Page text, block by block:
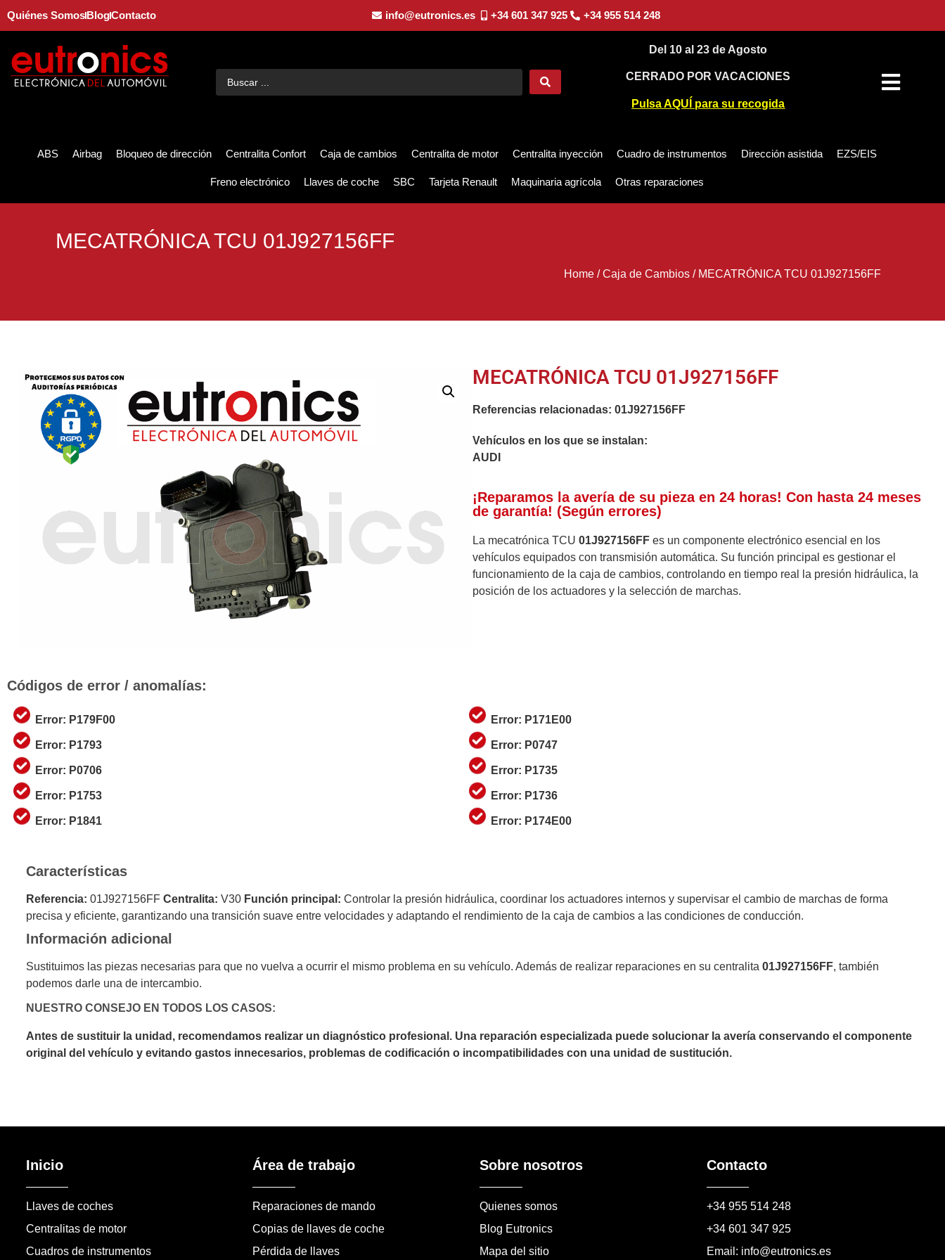
Quiénes SomosBlogContacto info@eutronics.es +34 601 347 925 +34 955 514 248
Del 10 al 23 de Agosto
CERRADO POR VACACIONES
Pulsa AQUÍ para su recogida
ABS Airbag Bloqueo de dirección Centralita Confort Caja de cambios Centralita de motor Centralita inyección Cuadro de instrumentos Dirección asistida EZS/EIS
Freno electrónico Llaves de coche SBC Tarjeta Renault Maquinaria agrícola Otras reparaciones
MECATRÓNICA TCU 01J927156FF
Home/Caja de Cambios/ MECATRÓNICA TCU 01J927156FF
MECATRÓNICA TCU 01J927156FF
Referencias relacionadas: 01J927156FF
Vehículos en los que se instalan:
AUDI
¡Reparamos la avería de su pieza en 24 horas! Con hasta 24 meses
de garantía! (Según errores)
La mecatrónica TCU 01J927156FF es un componente electrónico esencial en los
vehículos equipados con transmisión automática. Su función principal es gestionar el
funcionamiento de la caja de cambios, controlando en tiempo real la presión hidráulica, la
posición de los actuadores y la selección de marchas.
Códigos de error / anomalías:
Error: P179F00
Error: P1793
Error: P0706
Error: P1753
Error: P1841
Error: P171E00
Error: P0747
Error: P1735
Error: P1736
Error: P174E00
Características
Referencia: 01J927156FF Centralita: V30 Función principal: Controlar la presión hidráulica, coordinar los actuadores internos y supervisar el cambio de marchas de forma
precisa y eficiente, garantizando una transición suave entre velocidades y adaptando el rendimiento de la caja de cambios a las condiciones de conducción.
Información adicional
Sustituimos las piezas necesarias para que no vuelva a ocurrir el mismo problema en su vehículo. Además de realizar reparaciones en su centralita 01J927156FF, también
podemos darle una de intercambio.
NUESTRO CONSEJO EN TODOS LOS CASOS:
Antes de sustituir la unidad, recomendamos realizar un diagnóstico profesional. Una reparación especializada puede solucionar la avería conservando el componente
original del vehículo y evitando gastos innecesarios, problemas de codificación o incompatibilidades con una unidad de sustitución.
Inicio
Llaves de coches
Centralitas de motor
Cuadros de instrumentos
Área de trabajo
Reparaciones de mando
Copias de llaves de coche
Pérdida de llaves
Sobre nosotros
Quienes somos
Blog Eutronics
Mapa del sitio
Contacto
+34 955 514 248
+34 601 347 925
Email: info@eutronics.es